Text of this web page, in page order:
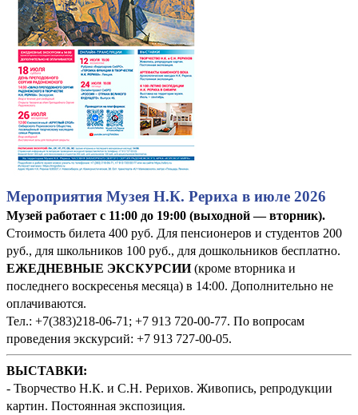
Мероприятия Музея Н.К. Рериха в июле 2026
Музей работает с 11:00 до 19:00 (выходной — вторник).
Стоимость билета 400 руб. Для пенсионеров и студентов 200
руб., для школьников 100 руб., для дошкольников бесплатно.
ЕЖЕДНЕВНЫЕ ЭКСКУРСИИ(кроме вторника и
последнего воскресенья месяца) в 14:00. Дополнительно не
оплачиваются.
Тел.: +7(383)218-06-71; +7 913 720-00-77. По вопросам
проведения экскурсий: +7 913 727-00-05.
ВЫСТАВКИ:
- Творчество Н.К. и С.Н. Рерихов. Живопись, репродукции
картин. Постоянная экспозиция.